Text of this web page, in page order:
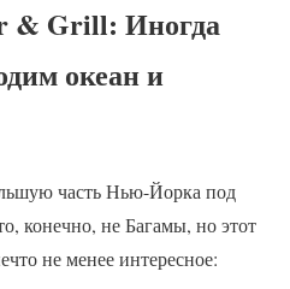
& Grill: Иногда
океан и
часть Нью-Йорка под
конечно, не Багамы, но этот
не менее интересное: